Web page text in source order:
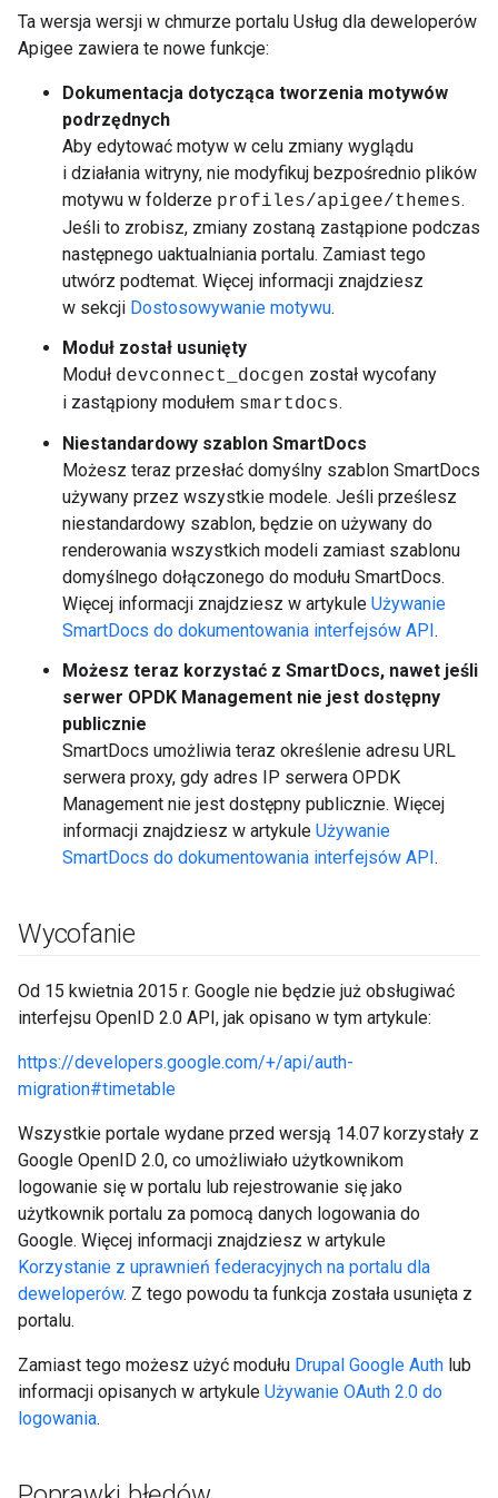
Ta wersja wersji w chmurze portalu Usług dla deweloperów
Apigee zawiera te nowe funkcje:
Dokumentacja dotycząca tworzenia motywów
podrzędnych
Aby edytować motyw w celu zmiany wyglądu
i działania witryny, nie modyfikuj bezpośrednio plików
motywu w folderze profiles/apigee/themes.
Jeśli to zrobisz, zmiany zostaną zastąpione podczas
następnego uaktualniania portalu. Zamiast tego
utwórz podtemat. Więcej informacji znajdziesz
w sekcji Dostosowywanie motywu.
Moduł został usunięty
Moduł devconnect_docgen został wycofany
i zastąpiony modułem smartdocs.
Niestandardowy szablon SmartDocs
Możesz teraz przesłać domyślny szablon SmartDocs
używany przez wszystkie modele. Jeśli prześlesz
niestandardowy szablon, będzie on używany do
renderowania wszystkich modeli zamiast szablonu
domyślnego dołączonego do modułu SmartDocs.
Więcej informacji znajdziesz w artykule Używanie
SmartDocs do dokumentowania interfejsów API.
Możesz teraz korzystać z SmartDocs, nawet jeśli
serwer OPDK Management nie jest dostępny
publicznie
SmartDocs umożliwia teraz określenie adresu URL
serwera proxy, gdy adres IP serwera OPDK
Management nie jest dostępny publicznie. Więcej
informacji znajdziesz w artykule Używanie
SmartDocs do dokumentowania interfejsów API.
Wycofanie
Od 15 kwietnia 2015 r. Google nie będzie już obsługiwać
interfejsu OpenID 2.0 API, jak opisano w tym artykule:
https://developers.google.com/+/api/auth-
migration#timetable
Wszystkie portale wydane przed wersją 14.07 korzystały z
Google OpenID 2.0, co umożliwiało użytkownikom
logowanie się w portalu lub rejestrowanie się jako
użytkownik portalu za pomocą danych logowania do
Google. Więcej informacji znajdziesz w artykule
Korzystanie z uprawnień federacyjnych na portalu dla
deweloperów. Z tego powodu ta funkcja została usunięta z
portalu.
Zamiast tego możesz użyć modułu Drupal Google Auth lub
informacji opisanych w artykule Używanie OAuth 2.0 do
logowania.